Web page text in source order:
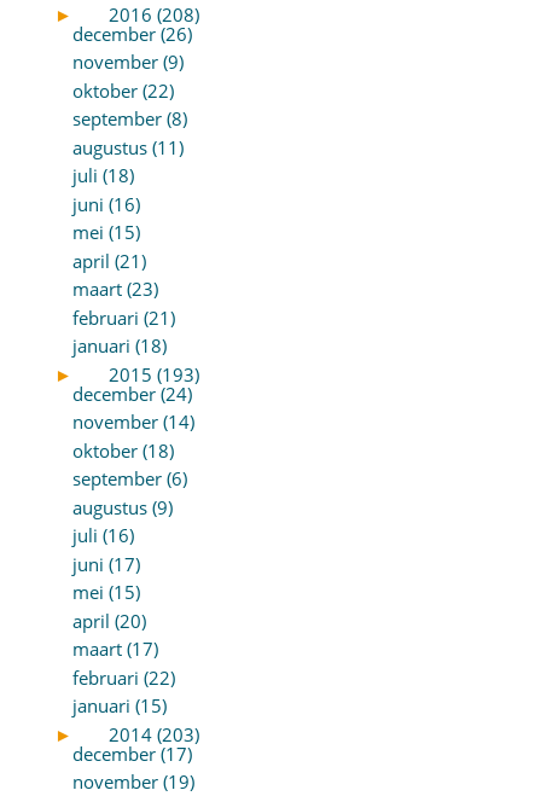
►
2016 (208)
december (26)
november (9)
oktober (22)
september (8)
augustus (11)
juli (18)
juni (16)
mei (15)
april (21)
maart (23)
februari (21)
januari (18)
►
2015 (193)
december (24)
november (14)
oktober (18)
september (6)
augustus (9)
juli (16)
juni (17)
mei (15)
april (20)
maart (17)
februari (22)
januari (15)
►
2014 (203)
december (17)
november (19)